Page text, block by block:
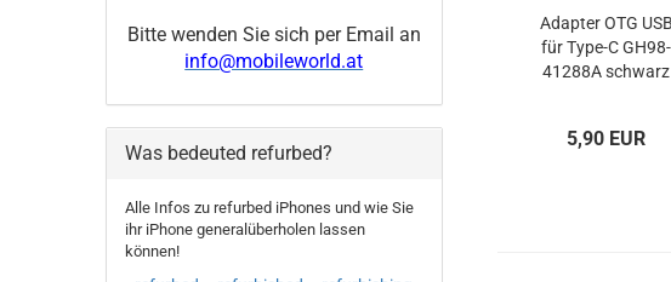
Adapter OTG USB
für Type-C GH98-
41288A schwarz
5,90 EUR
Bitte wenden Sie sich per Email an
info@mobileworld.at
Was bedeuted refurbed?
Alle Infos zu refurbed iPhones und wie Sie
ihr iPhone generalüberholen lassen
können!